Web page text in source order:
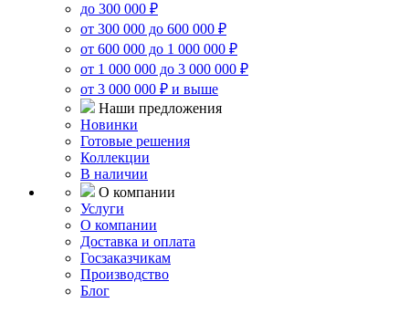
до 300 000 ₽
от 300 000 до 600 000 ₽
от 600 000 до 1 000 000 ₽
от 1 000 000 до 3 000 000 ₽
от 3 000 000 ₽ и выше
Наши предложения
Новинки
Готовые решения
Коллекции
В наличии
О компании
Услуги
О компании
Доставка и оплата
Госзаказчикам
Производство
Блог